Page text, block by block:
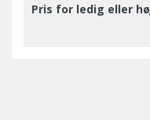
Pris for ledig eller